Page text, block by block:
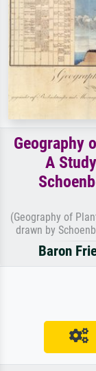
Geography
A
(Geography of
drawn by
Baron